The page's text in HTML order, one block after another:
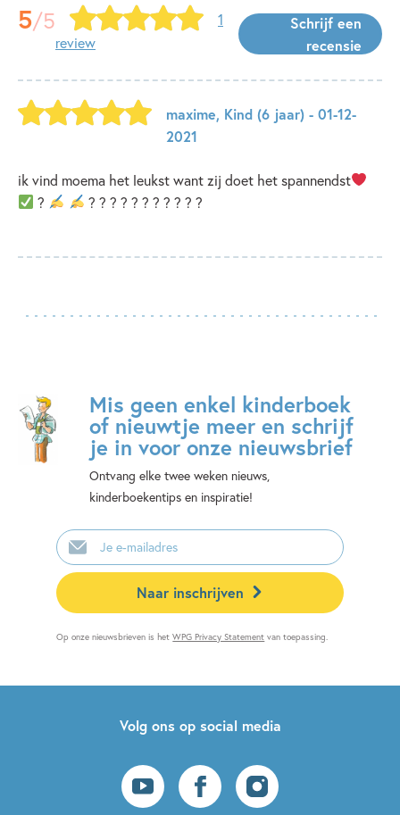
5/5
1
review
Schrijf een
recensie
maxime, Kind (6 jaar) - 01-12-
2021
ik vind moema het leukst want zij doet het spannendst
?
? ? ? ? ? ? ? ? ? ? ?
Mis geen enkel kinderboek
of nieuwtje meer en schrijf
je in voor onze nieuwsbrief
Ontvang elke twee weken nieuws,
kinderboekentips en inspiratie!
E-
mailadres
Naar inschrijven
Op onze nieuwsbrieven is hetWPG Privacy Statement van toepassing.
Volg ons op social media